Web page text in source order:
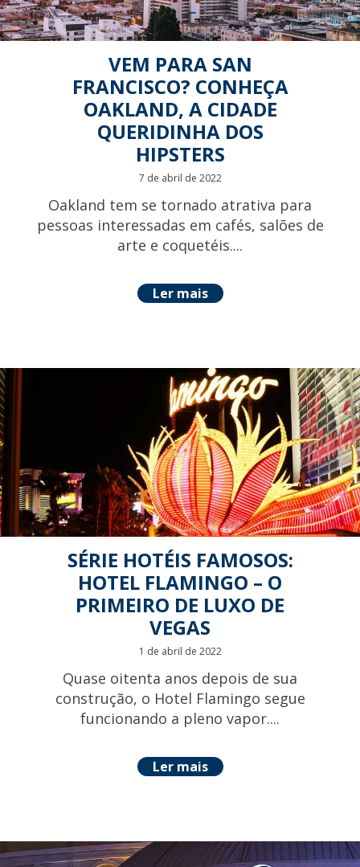
VEM PARA SAN
FRANCISCO? CONHEÇA
OAKLAND, A CIDADE
QUERIDINHA DOS
HIPSTERS
7 de abril de 2022
Oakland tem se tornado atrativa para
pessoas interessadas em cafés, salões de
arte e coquetéis....
Ler mais
SÉRIE HOTÉIS FAMOSOS:
HOTEL FLAMINGO – O
PRIMEIRO DE LUXO DE
VEGAS
1 de abril de 2022
Quase oitenta anos depois de sua
construção, o Hotel Flamingo segue
funcionando a pleno vapor....
Ler mais